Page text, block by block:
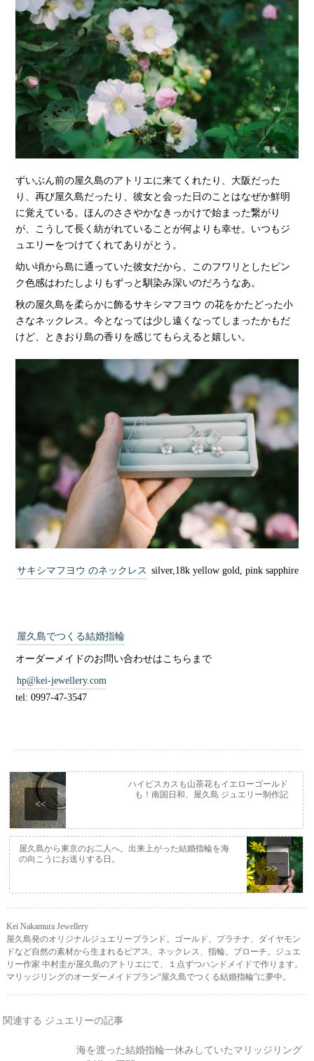
ずいぶん前の屋久島のアトリエに来てくれたり、大阪だった
り、再び屋久島だったり、彼女と会った日のことはなぜか鮮明
に覚えている。ほんのささやかなきっかけで始まった繋がり
が、こうして長く紡がれていることが何よりも幸せ。いつもジ
ュエリーをつけてくれてありがとう。
幼い頃から島に通っていた彼女だから、このフワリとしたピン
ク色感はわたしよりもずっと馴染み深いのだろうなあ。
秋の屋久島を柔らかに飾るサキシマフヨウ の花をかたどった小
さなネックレス。今となっては少し遠くなってしまったかもだ
けど、ときおり島の香りを感じてもらえると嬉しい。
サキシマフヨウ のネックレス silver,18k yellow gold, pink sapphire
屋久島でつくる結婚指輪
オーダーメイドのお問い合わせはこちらまで
hp@kei-jewellery.com
tel: 0997-47-3547
<<
ハイビスカスも山茶花もイエローゴールド
も！南国日和、屋久島 ジュエリー制作記
>>
屋久島から東京のお二人へ。出来上がった結婚指輪を海
の向こうにお送りする日。
Kei Nakamura Jewellery
屋久島発のオリジナルジュエリーブランド。ゴールド、プラチナ、ダイヤモン
ドなど自然の素材から生まれるピアス、ネックレス、指輪、ブローチ。ジュエ
リー作家 中村圭が屋久島のアトリエにて、１点ずつハンドメイドで作ります。
マリッジリングのオーダーメイドプラン“屋久島でつくる結婚指輪”に夢中。
関連する ジュエリーの記事
海を渡った結婚指輪一休みしていたマリッジリング